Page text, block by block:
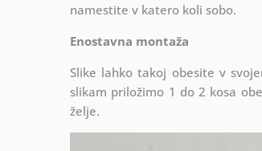
namestite v katero koli sobo.
Enostavna montaža
Slike lahko takoj obesite v
slikam priložimo 1 do 2 kosa
želje.